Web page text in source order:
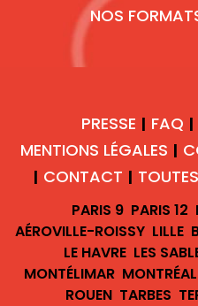
NOS
PRESSE | FAQ |
MENTIONS LÉGALES |
| CONTACT |
PARIS 9 PARIS 12
AÉROVILLE-ROISSY LILLE
LE HAVRE LES
MONTÉLIMAR MONTRÉAL
ROUEN TARBES